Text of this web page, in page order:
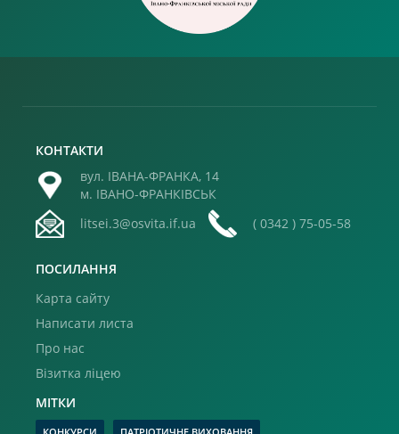
КОНТАКТИ
вул. ІВАНА-ФРАНКА, 14
м. ІВАНО-ФРАНКІВСЬК
litsei.3@osvita.if.ua
( 0342 ) 75-05-58
ПОСИЛАННЯ
Карта сайту
Написати листа
Про нас
Візитка ліцею
МІТКИ